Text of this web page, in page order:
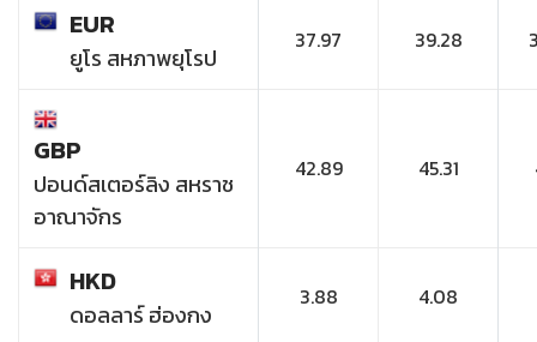
EUR
ยูโร สหภาพยุโรป
37.97 39.28
GBP
ปอนด์สเตอร์ลิง สหราช
อาณาจักร
42.89 45.31
HKD
ดอลลาร์ ฮ่องกง
3.88 4.08